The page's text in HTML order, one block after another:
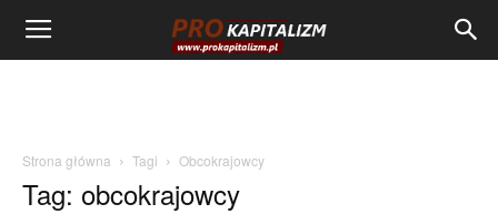
Strona główna Tagi Obcokrajowcy
Tag: obcokrajowcy